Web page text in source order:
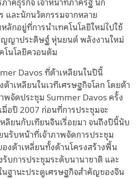
และนักนวัตกรรมจากหลาย
ลักอยู่ที่การนำเทคโนโลยีใหม่ไปใช้
ญาประดิษฐ์ หุ่นยนต์ พลังงานใหม่
นโลยีควอนตัม
Davos ที่ต้าเหลียนในปีนี้
าเหลียนในเวทีเศรษฐกิจโลก โดยต้า
พจัดประชุม Summer Davos ครั้ง
อปี 2007 ก่อนที่การประชุมจะ
ลียนกับเทียนจินเรื่อยมา จนถึงปีนี้นับ
นรับหน้าที่เจ้าภาพจัดการประชุม
งต้าเหลี่ยนทั้งด้านโครงสร้างพื้น
บการประชุมระดับนานาชาติ และ
นฐานะประตูเศรษฐกิจสำคัญของจีน